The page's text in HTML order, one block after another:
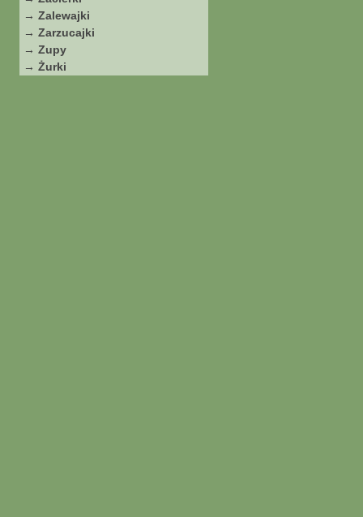
→ Zalewajki
→ Zarzucajki
→ Zupy
→ Żurki